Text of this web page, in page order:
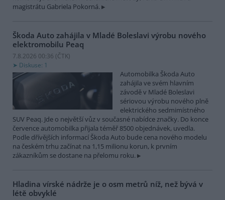
magistrátu Gabriela Pokorná.
Škoda Auto zahájila v Mladé Boleslavi výrobu nového
elektromobilu Peaq
7.8.2026 00:36 (ČTK)
Diskuse: 1
Automobilka Škoda Auto
zahájila ve svém hlavním
závodě v Mladé Boleslavi
sériovou výrobu nového plně
elektrického sedmimístného
SUV Peaq. Jde o největší vůz v současné nabídce značky. Do konce
července automobilka přijala téměř 8500 objednávek, uvedla.
Podle dřívějších informací Škoda Auto bude cena nového modelu
na českém trhu začínat na 1,15 milionu korun, k prvním
zákazníkům se dostane na přelomu roku.
Hladina vírské nádrže je o osm metrů níž, než bývá v
létě obvyklé